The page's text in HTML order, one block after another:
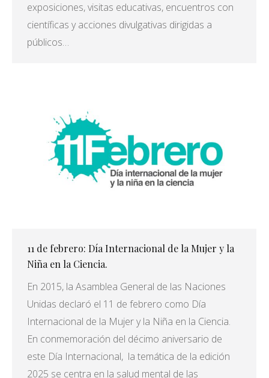
exposiciones, visitas educativas, encuentros con
científicas y acciones divulgativas dirigidas a
públicos…
11 de febrero: Día Internacional de la Mujer y la
Niña en la Ciencia.
En 2015, la Asamblea General de las Naciones
Unidas declaró el 11 de febrero como Día
Internacional de la Mujer y la Niña en la Ciencia.
En conmemoración del décimo aniversario de
este Día Internacional, la temática de la edición
2025 se centra en la salud mental de las